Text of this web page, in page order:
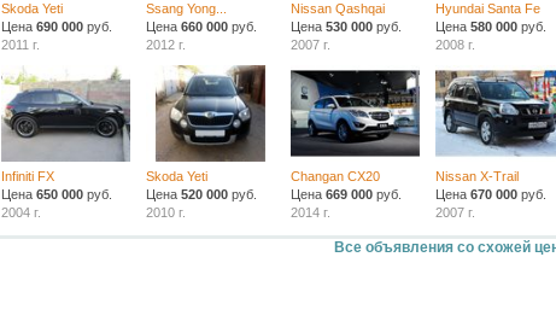
Skoda Yeti
Цена690 000 руб.
2011 г.
Ssang Yong...
Цена660 000 руб.
2012 г.
Nissan Qashqai
Цена 530 000руб.
2007 г.
Hyundai Santa Fe
Цена 580 000руб.
2008 г.
Infiniti FX
Цена650 000 руб.
2004 г.
Skoda Yeti
Цена520 000 руб.
2010 г.
Changan CX20
Цена 669 000руб.
2014 г.
Nissan X-Trail
Цена 670 000руб.
2007 г.
Все объявления со схожей